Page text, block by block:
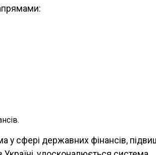
у сфері державних фінансів,